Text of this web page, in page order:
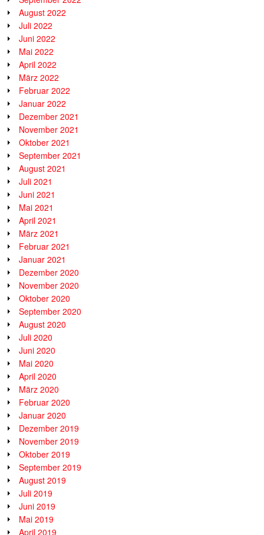
August 2022
Juli 2022
Juni 2022
Mai 2022
April 2022
März 2022
Februar 2022
Januar 2022
Dezember 2021
November 2021
Oktober 2021
September 2021
August 2021
Juli 2021
Juni 2021
Mai 2021
April 2021
März 2021
Februar 2021
Januar 2021
Dezember 2020
November 2020
Oktober 2020
September 2020
August 2020
Juli 2020
Juni 2020
Mai 2020
April 2020
März 2020
Februar 2020
Januar 2020
Dezember 2019
November 2019
Oktober 2019
September 2019
August 2019
Juli 2019
Juni 2019
Mai 2019
April 2019